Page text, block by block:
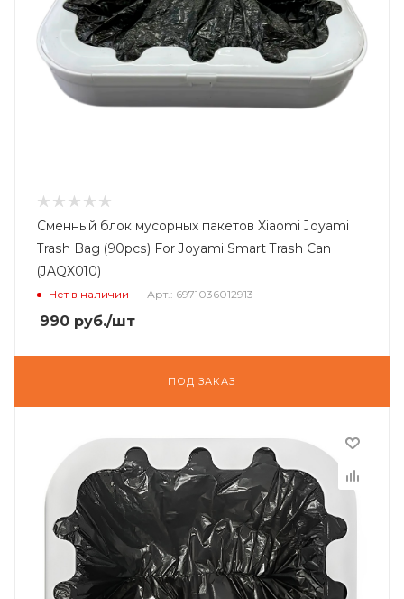
Сменный блок мусорных пакетов Xiaomi Joyami
Trash Bag (90pcs) For Joyami Smart Trash Can
(JAQX010)
Нет в наличии Арт.: 6971036012913
990 руб./шт
ПОД ЗАКАЗ